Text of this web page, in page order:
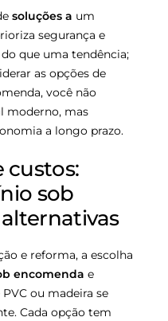
soluções a um
segurança e
que uma tendência;
as opções de
você não
moderno, mas
a longo prazo.
custos:
sob
e reforma, a escolha
encomenda e
ou madeira se
Cada opção tem